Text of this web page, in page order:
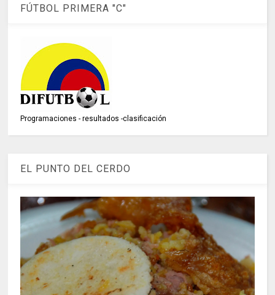
FÚTBOL PRIMERA "C"
Programaciones - resultados -clasificación
EL PUNTO DEL CERDO